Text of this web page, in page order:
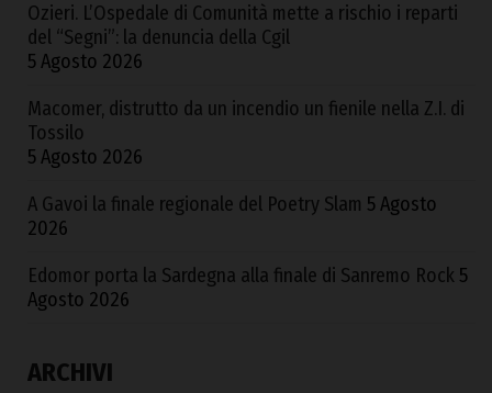
Ozieri. L’Ospedale di Comunità mette a rischio i reparti
del “Segni”: la denuncia della Cgil
5 Agosto 2026
Macomer, distrutto da un incendio un fienile nella Z.I. di
Tossilo
5 Agosto 2026
A Gavoi la finale regionale del Poetry Slam 5 Agosto
2026
Edomor porta la Sardegna alla finale di Sanremo Rock 5
Agosto 2026
ARCHIVI